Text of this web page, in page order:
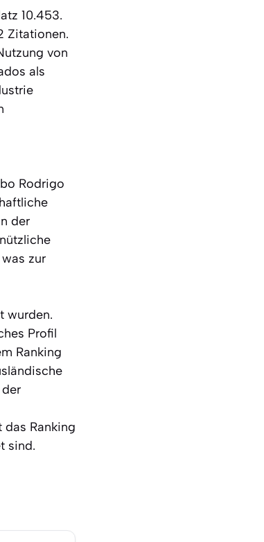
10.453.
Zitationen.
von
als
Rodrigo
der
zur
wurden.
Profil
Ranking
Ranking
sind.